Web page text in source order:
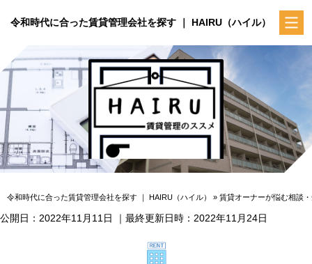
令和時代に合った賃貸管理会社を探す ｜ HAIRU（ハイル）
令和時代に合った賃貸管理会社を探す ｜ HAIRU（ハイル） » 賃貸オーナーが悩む相談
公開日：2022年11月11日 ｜最終更新日時：2022年11月24日